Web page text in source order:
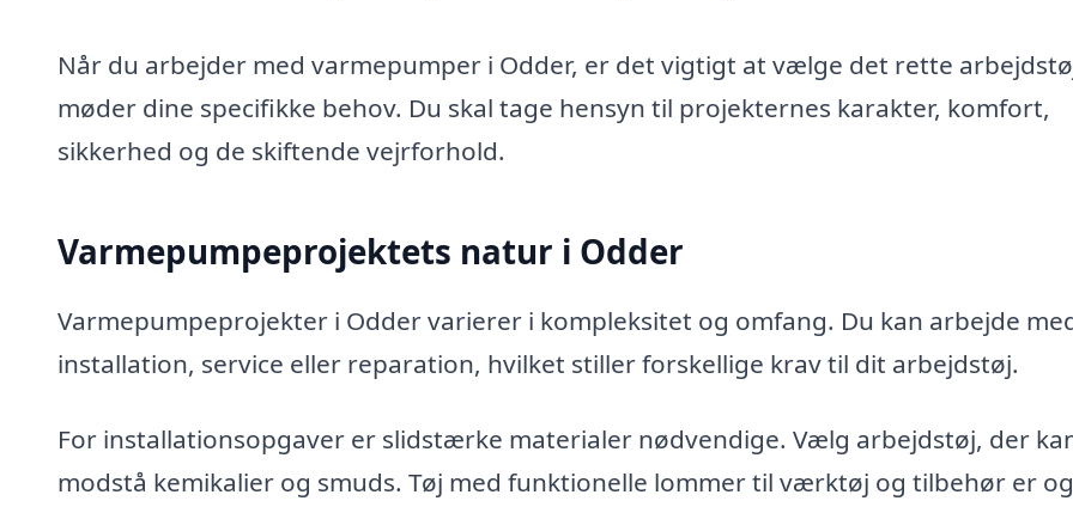
Når du arbejder med varmepumper i Odder, er det vigtigt at vælge det rette
møder dine specifikke behov. Du skal tage hensyn til projekternes karakter, komfort,
sikkerhed og de skiftende vejrforhold.
Varmepumpeprojektets natur i Odder
Varmepumpeprojekter i Odder varierer i kompleksitet og omfang. Du kan arbejde
installation, service eller reparation, hvilket stiller forskellige krav til dit arbejdstøj.
For installationsopgaver er slidstærke materialer nødvendige. Vælg arbejdstøj, der
modstå kemikalier og smuds. Tøj med funktionelle lommer til værktøj og tilbehør er